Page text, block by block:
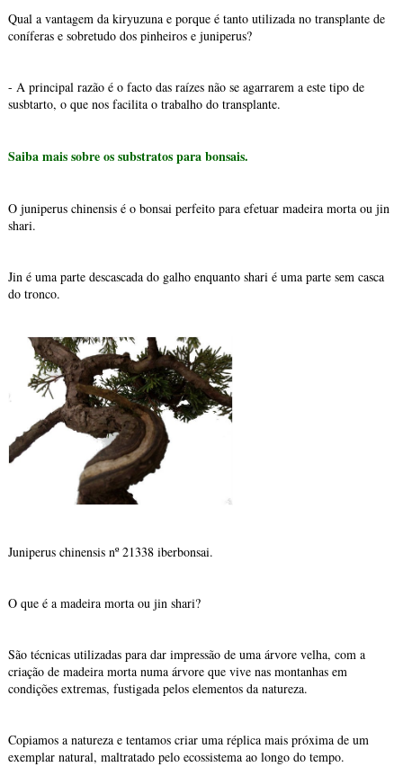
Qual a vantagem da kiryuzuna e porque é tanto utilizada no transplante de
coníferas e sobretudo dos pinheiros e juniperus?
- A principal razão é o facto das raízes não se agarrarem a este tipo de
susbtarto, o que nos facilita o trabalho do transplante.
Saiba mais sobre os substratos para bonsais.
O juniperus chinensis é o bonsai perfeito para efetuar madeira morta ou jin
shari.
Jin é uma parte descascada do galho enquanto shari é uma parte sem casca
do tronco.
Juniperus chinensis nº 21338 iberbonsai.
O que é a madeira morta ou jin shari?
São técnicas utilizadas para dar impressão de uma árvore velha, com a
criação de madeira morta numa árvore que vive nas montanhas em
condições extremas, fustigada pelos elementos da natureza.
Copiamos a natureza e tentamos criar uma réplica mais próxima de um
exemplar natural, maltratado pelo ecossistema ao longo do tempo.